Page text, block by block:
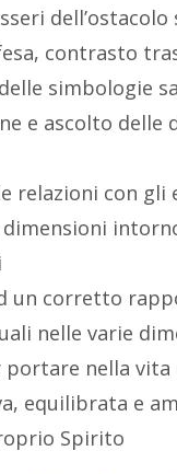
dell’ostacolo
contrasto
simbologie
e ascolto delle
relazioni con gli
un corretto
nelle varie
portare nella
equilibrata e
Spirito